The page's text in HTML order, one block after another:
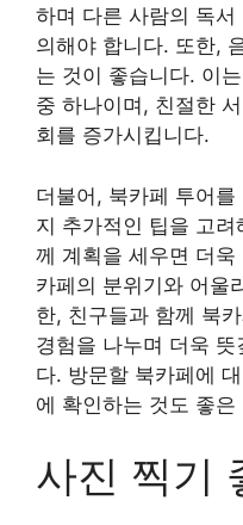
하며 다른 사람의 독
의해야 합니다. 또한,
는 것이 좋습니다. 이
중 하나이며, 친절한
회를 증가시킵니다.
더불어, 북카페 투어
지 추가적인 팁을 고
께 계획을 세우면 더
카페의 분위기와 어울
한, 친구들과 함께 북
경험을 나누며 더욱
다. 방문할 북카페에
에 확인하는 것도 좋은
사진 찍기